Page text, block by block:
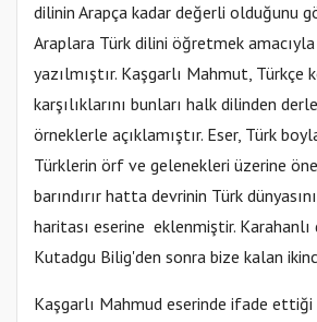
dilinin Arapça kadar değerli olduğunu
Araplara Türk dilini öğretmek
yazılmıştır. Kaşgarlı Mahmut, Türkçe
karşılıklarını bunları halk dilinden
örneklerle açıklamıştır. Eser, Türk
Türklerin örf ve gelenekleri üzerine
barındırır hatta devrinin Türk
haritası eserine eklenmiştir. Karahanlı
Kutadgu Bilig'den sonra bize kalan
Kaşgarlı Mahmud eserinde ifade